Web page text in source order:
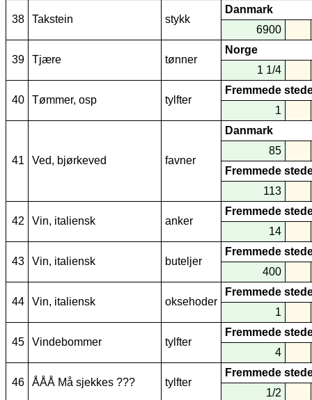
38 Takstein stykk
Danmark
6900
39 Tjære tønner
Norge
1 1/4
40 Tømmer, osp tylfter
Fremmede
1
41 Ved, bjørkeved favner
Danmark
85
Fremmede
113
42 Vin, italiensk anker
Fremmede
14
43 Vin, italiensk buteljer
Fremmede
400
44 Vin, italiensk oksehoder
Fremmede
1
45 Vindebommer tylfter
Fremmede
4
46 ÅÅÅ Må sjekkes ??? tylfter
Fremmede
1/2